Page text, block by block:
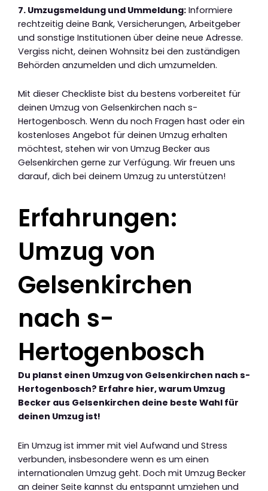
7. Umzugsmeldung und Ummeldung: Informiere
rechtzeitig deine Bank, Versicherungen, Arbeitgeber
und sonstige Institutionen über deine neue Adresse.
Vergiss nicht, deinen Wohnsitz bei den zuständigen
Behörden anzumelden und dich umzumelden.
Mit dieser Checkliste bist du bestens vorbereitet für
deinen Umzug von Gelsenkirchen nach s-
Hertogenbosch. Wenn du noch Fragen hast oder ein
kostenloses Angebot für deinen Umzug erhalten
möchtest, stehen wir von Umzug Becker aus
Gelsenkirchen gerne zur Verfügung. Wir freuen uns
darauf, dich bei deinem Umzug zu unterstützen!
Erfahrungen:
Umzug von
Gelsenkirchen
nach s-
Hertogenbosch
Du planst einen Umzug von Gelsenkirchen nach s-
Hertogenbosch? Erfahre hier, warum Umzug
Becker aus Gelsenkirchen deine beste Wahl für
deinen Umzug ist!
Ein Umzug ist immer mit viel Aufwand und Stress
verbunden, insbesondere wenn es um einen
internationalen Umzug geht. Doch mit Umzug Becker
an deiner Seite kannst du entspannt umziehen und